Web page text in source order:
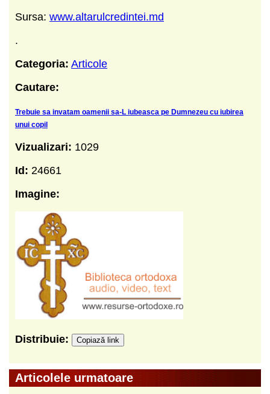
Sursa: www.altarulcredintei.md
.
Categoria: Articole
Cautare:
Trebuie sa invatam oamenii sa-L iubeasca pe Dumnezeu cu iubirea
unui copil
Vizualizari: 1029
Id: 24661
Imagine:
Distribuie: Copiază link
Articolele urmatoare